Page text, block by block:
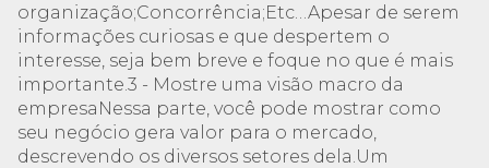
organização;Concorrência;Etc…Apesar de serem
informações curiosas e que despertem o
interesse, seja bem breve e foque no que é mais
importante.3 - Mostre uma visão macro da
empresaNessa parte, você pode mostrar como
seu negócio gera valor para o mercado,
descrevendo os diversos setores dela.Um